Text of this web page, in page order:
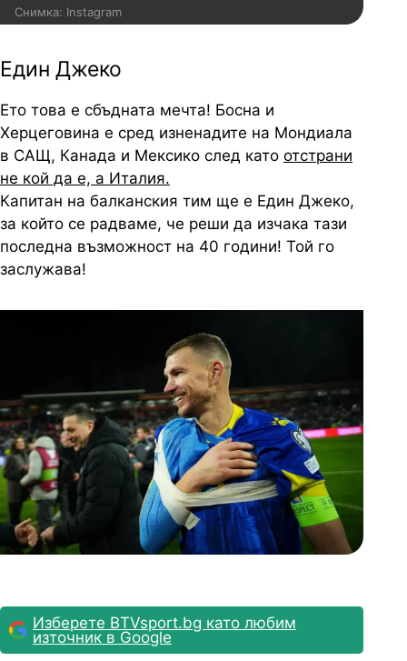
Снимка: Instagram
Един Джеко
Ето това е сбъдната мечта! Босна и
Херцеговина е сред изненадите на Мондиала
в САЩ, Канада и Мексико след като отстрани
не кой да е, а Италия.
Капитан на балканския тим ще е Един Джеко,
за който се радваме, че реши да изчака тази
последна възможност на 40 години! Той го
заслужава!
Изберете BTVsport.bg като любим
източник в Google